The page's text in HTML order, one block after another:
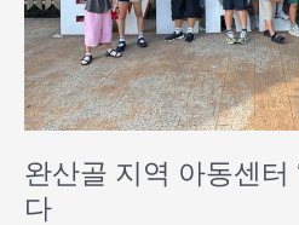
완산골 지역 아동센터
다
‘도
전
꿈
캠
프’를
다